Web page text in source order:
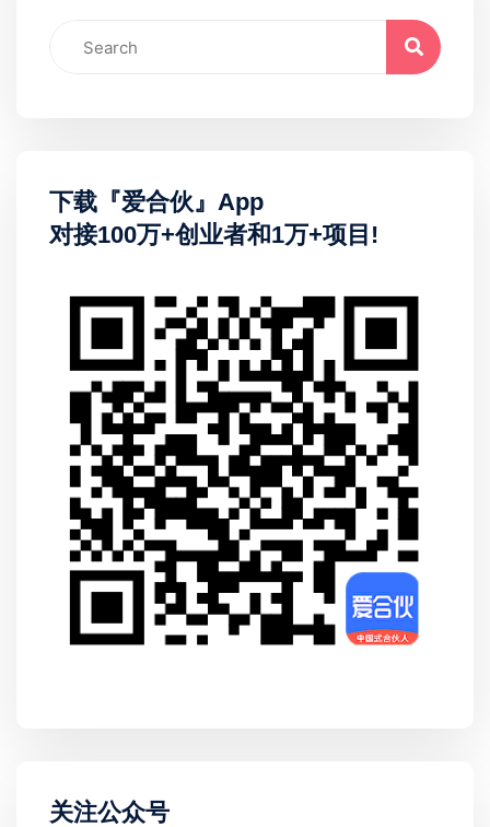
下载『爱合伙』App
对接100万+创业者和1万+项目!
关注公众号